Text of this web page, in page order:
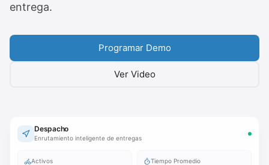
entrega.
Programar Demo
Ver Video
Despacho
Enrutamiento inteligente de entregas
Activos Tiempo Promedio